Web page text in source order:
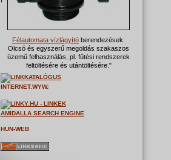
Félautomata vízlágyító berendezések.
Olcsó és egyszerű megoldás szakaszos
üzemű felhasználás, pl. fűtési rendszerek
feltöltésére és utántöltésére."
AMIDALLA SEARCH ENGINE